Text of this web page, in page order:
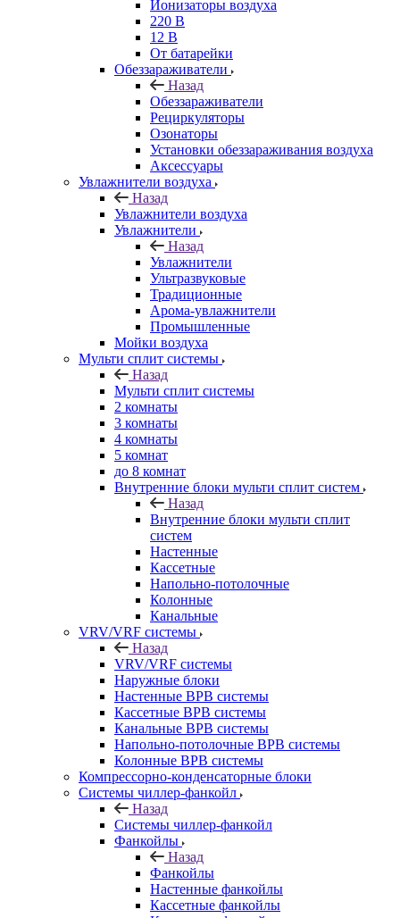
Ионизаторы воздуха
220 В
12 В
От батарейки
Обеззараживатели
Назад
Обеззараживатели
Рециркуляторы
Озонаторы
Установки обеззараживания воздуха
Аксессуары
Увлажнители воздуха
Назад
Увлажнители воздуха
Увлажнители
Назад
Увлажнители
Ультразвуковые
Традиционные
Арома-увлажнители
Промышленные
Мойки воздуха
Мульти сплит системы
Назад
Мульти сплит системы
2 комнаты
3 комнаты
4 комнаты
5 комнат
до 8 комнат
Внутренние блоки мульти сплит систем
Назад
Внутренние блоки мульти сплит
систем
Настенные
Кассетные
Напольно-потолочные
Колонные
Канальные
VRV/VRF системы
Назад
VRV/VRF системы
Наружные блоки
Настенные ВРВ системы
Кассетные ВРВ системы
Канальные ВРВ системы
Напольно-потолочные ВРВ системы
Колонные ВРВ системы
Компрессорно-конденсаторные блоки
Системы чиллер-фанкойл
Назад
Системы чиллер-фанкойл
Фанкойлы
Назад
Фанкойлы
Настенные фанкойлы
Кассетные фанкойлы